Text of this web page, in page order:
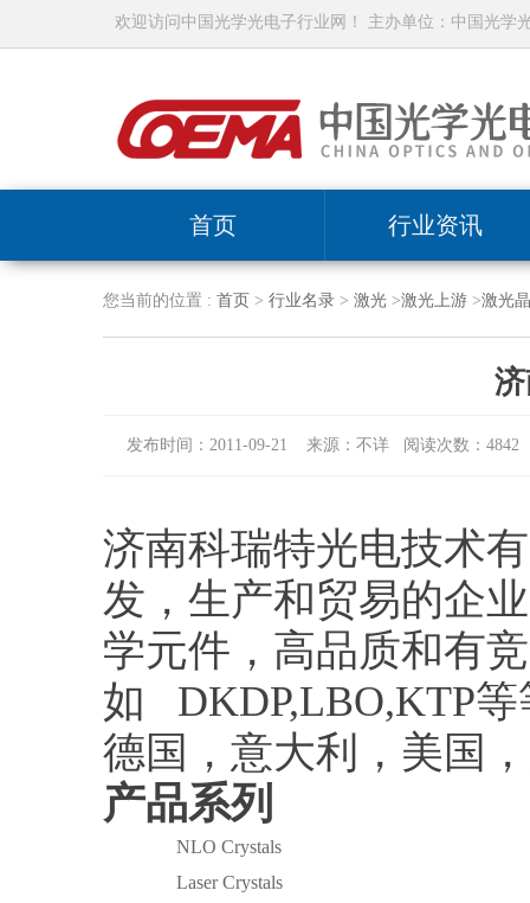
欢迎访问中国光学光电子行业网！ 主办单位：中国光学
首页 行业资讯
您当前的位置 : 首页 > 行业名录> 激光>激光上游>激光
发布时间：2011-09-21 来源：不详 阅读次数：4842
济南科瑞特光电技术
发，生产和贸易的企
学元件，高品质和有
如 DKDP,LBO,KTP
德国，意大利，美国
产品系列
NLO Crystals
Laser Crystals